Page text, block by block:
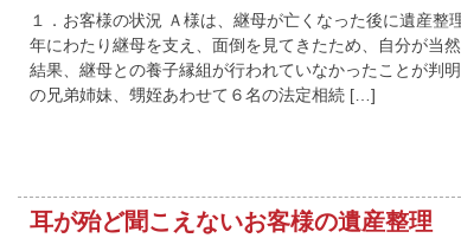
１．お客様の状況 Ａ様は、継母が亡くなった後に遺産
年にわたり継母を支え、面倒を見てきたため、自分が当
結果、継母との養子縁組が行われていなかったことが判
の兄弟姉妹、甥姪あわせて６名の法定相続 […]
耳が殆ど聞こえないお客様の遺産整理